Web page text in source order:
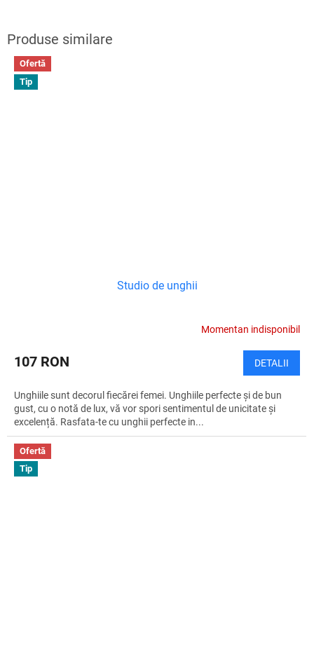
Ofertă
Tip
Studio de unghii
Momentan indisponibil
107 RON DETALII
Unghiile sunt decorul fiecărei femei. Unghiile perfecte și de bun
gust, cu o notă de lux, vă vor spori sentimentul de unicitate și
excelență. Rasfata-te cu unghii perfecte in...
Ofertă
Tip